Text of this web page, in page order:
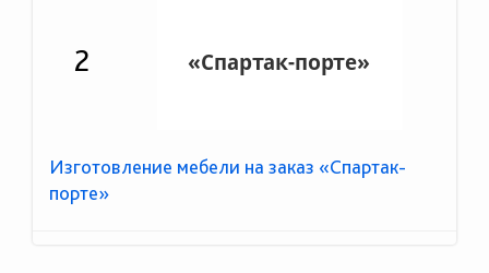
2
Изготовление мебели на заказ «Спартак-
порте»